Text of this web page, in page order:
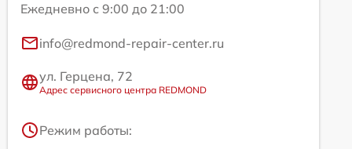
Ежедневно с 9:00 до 21:00
info@redmond-repair-center.ru
ул. Герцена, 72
Адрес сервисного центра REDMOND
Режим работы: